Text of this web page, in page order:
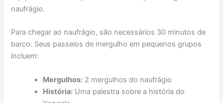
naufrágio.
Para chegar ao naufrágio, são necessários 30 minutos de
barco. Seus passeios de mergulho em pequenos grupos
incluem:
Mergulhos: 2 mergulhos do naufrágio
História: Uma palestra sobre a história do